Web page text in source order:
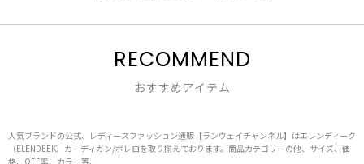
RECOMMEND
おすすめアイテム
人気ブランドの公式、レディースファッション通販【ランウェイチャンネル】はエレンディーク
（ELENDEEK）カーディガン/ボレロを取り揃えております。商品カテゴリーの他、サイズ、価
格、OFF率、カラー等、